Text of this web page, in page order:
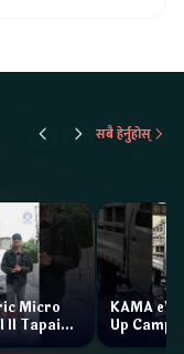
सबै हेर्नुहोस्
Micro
II Tapaiko
KAMA eV
Up Camp